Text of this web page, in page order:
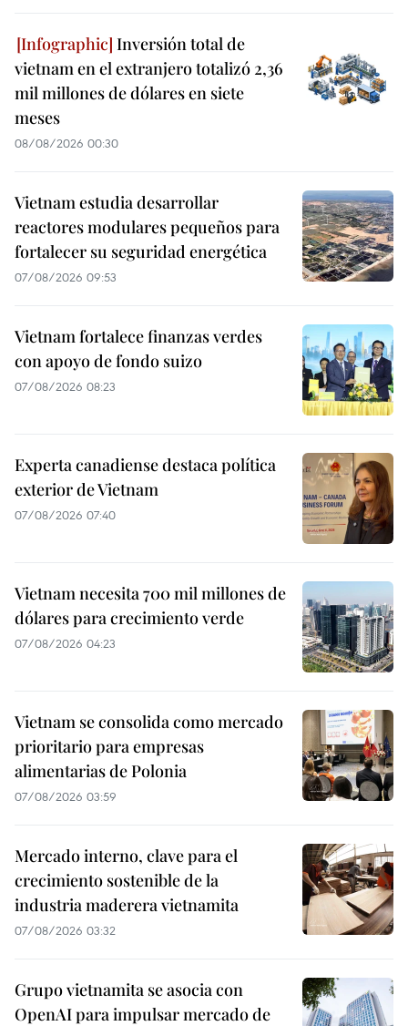
Inversión total de
vietnam en el extranjero totalizó 2,36
mil millones de dólares en siete
meses
08/08/2026 00:30
Vietnam estudia desarrollar
reactores modulares pequeños para
fortalecer su seguridad energética
07/08/2026 09:53
Vietnam fortalece finanzas verdes
con apoyo de fondo suizo
07/08/2026 08:23
Experta canadiense destaca política
exterior de Vietnam
07/08/2026 07:40
Vietnam necesita 700 mil millones de
dólares para crecimiento verde
07/08/2026 04:23
Vietnam se consolida como mercado
prioritario para empresas
alimentarias de Polonia
07/08/2026 03:59
Mercado interno, clave para el
crecimiento sostenible de la
industria maderera vietnamita
07/08/2026 03:32
Grupo vietnamita se asocia con
OpenAI para impulsar mercado de